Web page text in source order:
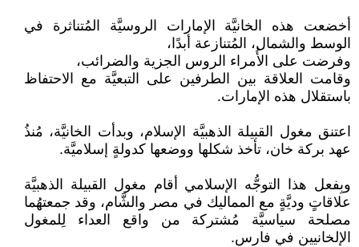
أخضعت هذه الخانيَّة الإمارات الروسيَّة المُتناثرة في
الوسط والشمال، المُتنازعة أبدًا،
وفرضت على الأُمراء الروس الجزية والضرائب،
وقامت العلاقة بين الطرفين على التبعيَّة مع الاحتفاظ
باستقلال هذه الإمارات.
اعتنق مغول القبيلة الذهبيَّة الإسلام، وبدأت الخانيَّة، مُنذُ
عهد بركة خان، تأخذ شكلها ووضعها كدولةٍ إسلاميَّة.
وبِفعل هذا التوجُّه الإسلامي أقام مغول القبيلة الذهبيَّة
علاقاتٍ وديَّةٍ مع المماليك في مصر والشَّام، وقد جمعتهُما
مصلحة سياسيَّة مُشتركة من واقع العداء لِلمغول
الإلخانيين في فارس.